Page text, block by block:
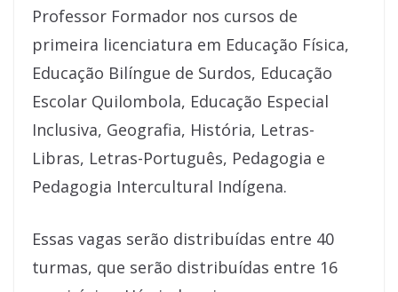
Professor Formador nos cursos de
primeira licenciatura em Educação Física,
Educação Bilíngue de Surdos, Educação
Escolar Quilombola, Educação Especial
Inclusiva, Geografia, História, Letras-
Libras, Letras-Português, Pedagogia e
Pedagogia Intercultural Indígena.
Essas vagas serão distribuídas entre 40
turmas, que serão distribuídas entre 16